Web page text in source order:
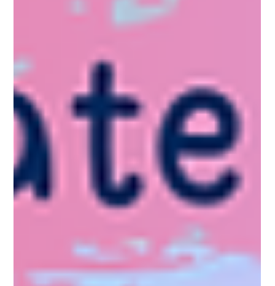
KBC - ศูนย์ธุรกิจเอเจนซี่ศัลยกรรมเกาหลี
ยาว 1 นาที
5 เหตุผลที่ควรไปศัลยกรรมเกาหลีกับเอเจนซี่ศัลยกรรมเกาหลี
สิ่งที่ทำให้เอเจนซี่ศัลยกรรมเกาหลีโดดเด่นคือ การให้ราคาศัลยกรรมเท่ากับโรง
พยาบาลโดยตรง คุณสามารถนำราคาจากโรงพยาบาลมาเปรียบเทียบได้ และการดูแล